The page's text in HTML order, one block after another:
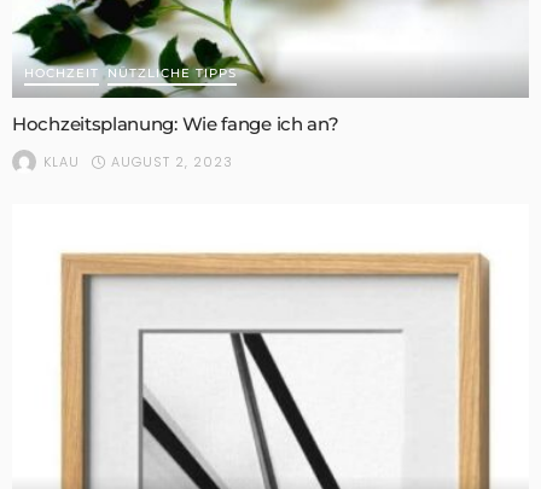
HOCHZEIT NÜTZLICHE TIPPS
Hochzeitsplanung: Wie fange ich an?
KLAU AUGUST 2, 2023